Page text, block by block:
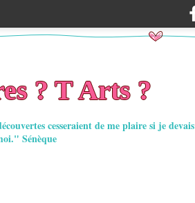
? T Arts ?
cesseraient de me plaire si je devais
Sénèque